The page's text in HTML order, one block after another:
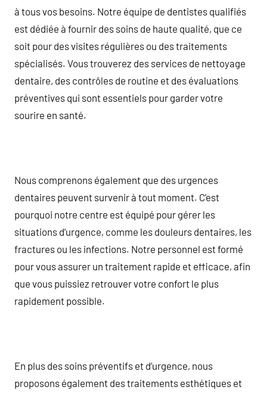
à tous vos besoins. Notre équipe de dentistes qualifiés
est dédiée à fournir des soins de haute qualité, que ce
soit pour des visites régulières ou des traitements
spécialisés. Vous trouverez des services de nettoyage
dentaire, des contrôles de routine et des évaluations
préventives qui sont essentiels pour garder votre
sourire en santé.
Nous comprenons également que des urgences
dentaires peuvent survenir à tout moment. C’est
pourquoi notre centre est équipé pour gérer les
situations d’urgence, comme les douleurs dentaires, les
fractures ou les infections. Notre personnel est formé
pour vous assurer un traitement rapide et efficace, afin
que vous puissiez retrouver votre confort le plus
rapidement possible.
En plus des soins préventifs et d’urgence, nous
proposons également des traitements esthétiques et